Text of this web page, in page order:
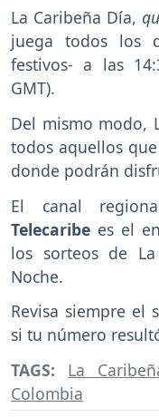
La Caribeña Día,
juega todos los
festivos- a las
GMT).
Del mismo modo,
todos aquellos
donde podrán
El canal
Telecaribe es el
los sorteos de
Noche.
Revisa siempre el
si tu número
TAGS: La
Colombia